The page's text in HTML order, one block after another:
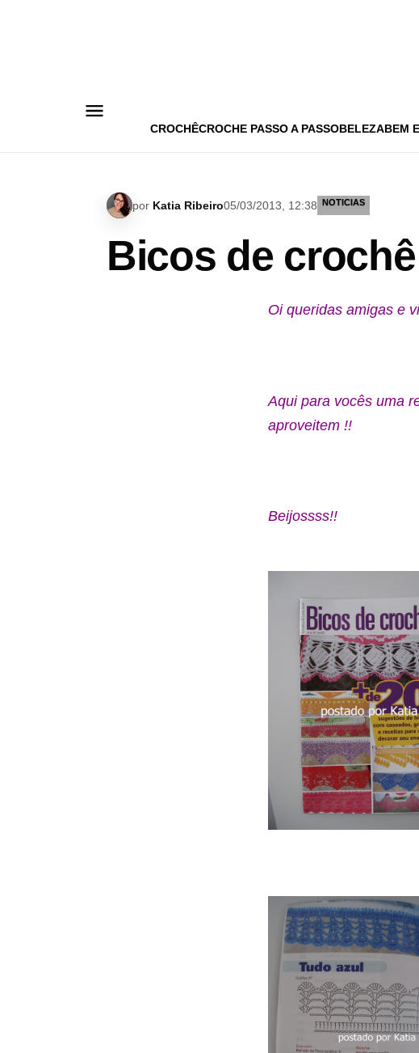
CROCHÊCROCHE PASSO A PASSOBELEZABEM
por Katia Ribeiro05/03/2013, 12:38 NOTICIAS
Bicos de crochê
Oi queridas amigas e
Aqui para vocês uma
aproveitem !!
Beijossss!!